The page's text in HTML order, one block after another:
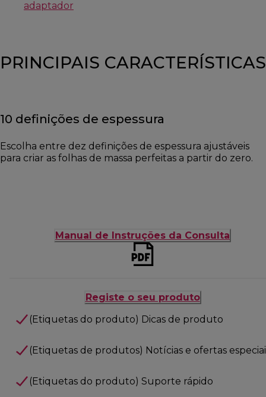
adaptador
PRINCIPAIS CARACTERÍSTICAS
10 definições de espessura
Escolha entre dez definições de espessura ajustáveis
para criar as folhas de massa perfeitas a partir do zero.
Manual de Instruções da Consulta
Registe o seu produto
(Etiquetas do produto) Dicas de produto
(Etiquetas de produtos) Notícias e ofertas
(Etiquetas do produto) Suporte rápido